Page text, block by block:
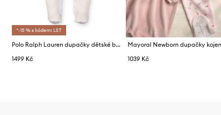
*-15 % s kódem: LST
Polo Ralph Lauren dupačky dětské bavlněné
1499 Kč
1039 Kč